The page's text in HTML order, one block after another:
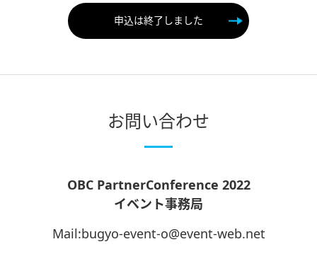
申込は終了しました
お問い合わせ
OBC PartnerConference 2022
イベント事務局
Mail:bugyo-event-o@event-web.net